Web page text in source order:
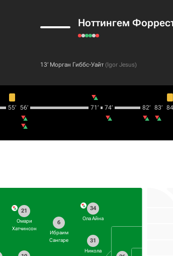
Ноттингем
13‎’‎ Морган Гиббс-Уайт (Igor Jesus)
55‎’‎ 56‎’‎ 71‎’‎ 74‎’‎ 82‎’‎ 83‎’‎
34
Ола Айна
31
Никола
6
Ибраим
Сангаре
21
Омари
Хатчинсон